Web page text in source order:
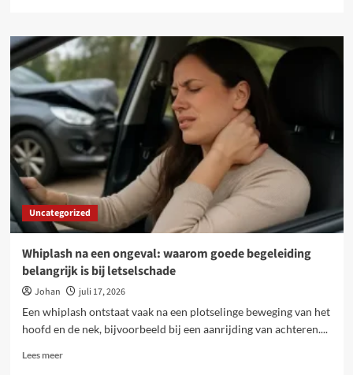
Waarom
controller
recruitment
vraagt
om
echte
financekennis
Uncategorized
Whiplash na een ongeval: waarom goede begeleiding
belangrijk is bij letselschade
Johan
juli 17, 2026
Een whiplash ontstaat vaak na een plotselinge beweging van het
hoofd en de nek, bijvoorbeeld bij een aanrijding van achteren....
Lees meerLees